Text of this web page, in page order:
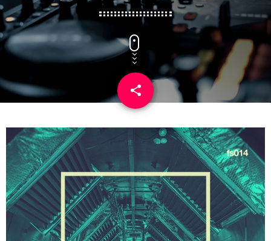
share
email